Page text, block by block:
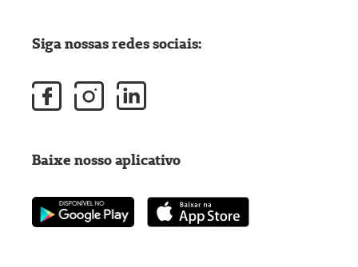
Siga nossas redes sociais:
Baixe nosso aplicativo